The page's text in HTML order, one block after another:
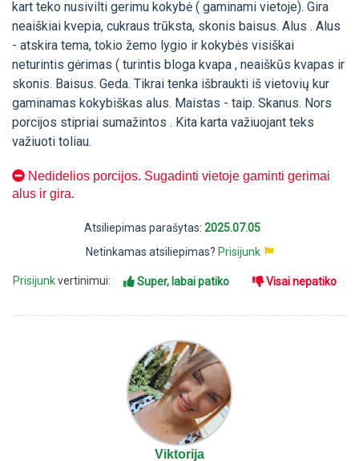
kart teko nusivilti gerimu kokybė ( gaminami vietoje). Gira
neaiškiai kvepia, cukraus trūksta, skonis baisus. Alus . Alus
- atskira tema, tokio žemo lygio ir kokybės visiškai
neturintis gėrimas ( turintis bloga kvapa , neaiškūs kvapas ir
skonis. Baisus. Geda. Tikrai tenka išbraukti iš vietovių kur
gaminamas kokybiškas alus. Maistas - taip. Skanus. Nors
porcijos stipriai sumažintos . Kita karta važiuojant teks
važiuoti toliau.
Nedidelios porcijos. Sugadinti vietoje gaminti gerimai
alus ir gira.
Atsiliepimas parašytas: 2025.07.05
Netinkamas atsiliepimas? Prisijunk
Prisijunkvertinimui: Super, labai patiko Visai nepatiko
Viktorija